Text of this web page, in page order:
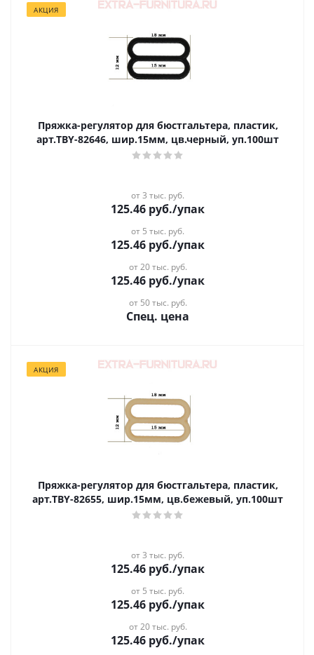
АКЦИЯ
Пряжка-регулятор для бюстгальтера, пластик,
арт.TBY-82646, шир.15мм, цв.черный, уп.100шт
от 3 тыс. руб.
125.46 руб./упак
от 5 тыс. руб.
125.46 руб./упак
от 20 тыс. руб.
125.46 руб./упак
от 50 тыс. руб.
Спец. цена
АКЦИЯ
Пряжка-регулятор для бюстгальтера, пластик,
арт.TBY-82655, шир.15мм, цв.бежевый, уп.100шт
от 3 тыс. руб.
125.46 руб./упак
от 5 тыс. руб.
125.46 руб./упак
от 20 тыс. руб.
125.46 руб./упак